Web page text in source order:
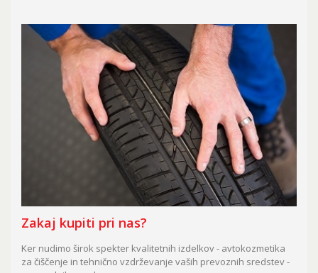
Zakaj kupiti pri nas?
Ker nudimo širok spekter kvalitetnih izdelkov - avtokozmetika
za čiščenje in tehnično vzdrževanje vaših prevoznih sredstev -